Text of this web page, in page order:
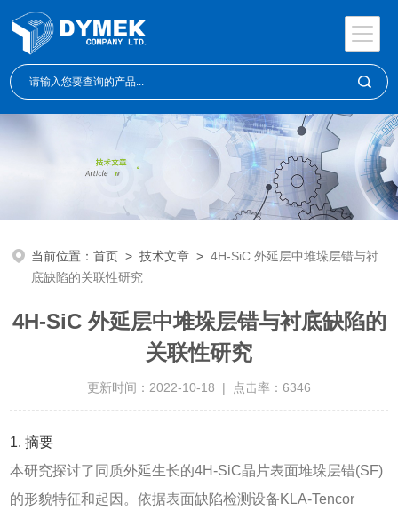
当前位置：首页 >技术文章 >4H-SiC 外延层中堆垛层错与衬
底缺陷的关联性研究
4H-SiC 外延层中堆垛层错与衬底缺陷的
关联性研究
更新时间：2022-10-18 | 点击率：6346
1. 摘要
本研究探讨了同质外延生长的4H-SiC晶片表面堆垛层错(SF)
的形貌特征和起因。依据表面缺陷检测设备KLA-Tencor